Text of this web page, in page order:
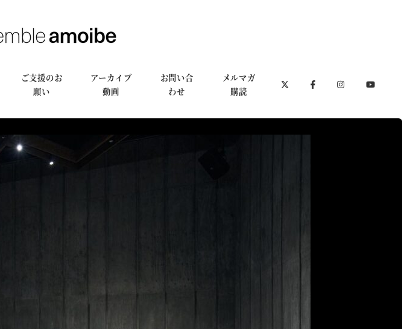
ご支援のお
願い
アーカイブ
動画
お問い合
わせ
メルマガ
購読